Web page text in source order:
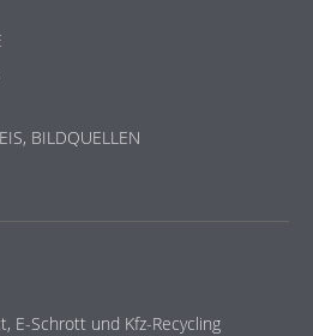
BILDQUELLEN
E-Schrott und Kfz-Recycling